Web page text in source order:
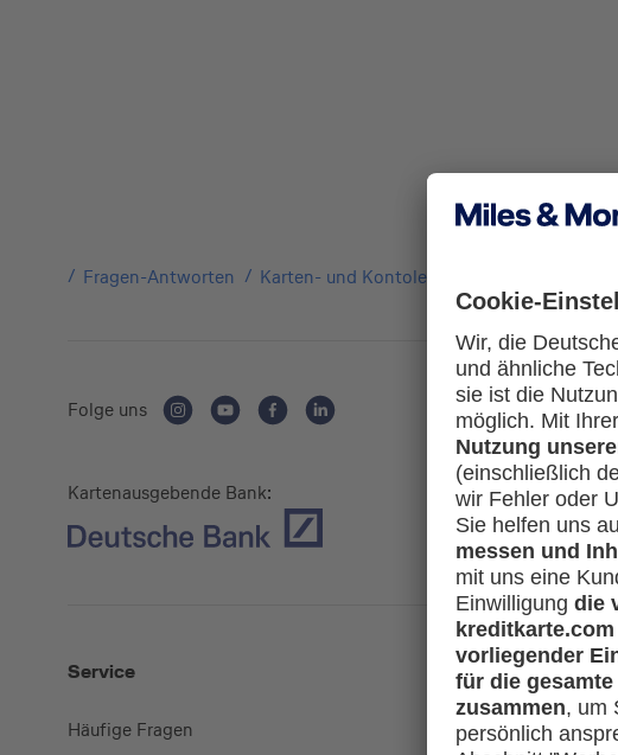
Fragen-Antworten Karten- und Kontoleistungen
Folge uns
Kartenausgebende Bank:
Service
Häufige Fragen
Mehr
Kreditkarten-Banking